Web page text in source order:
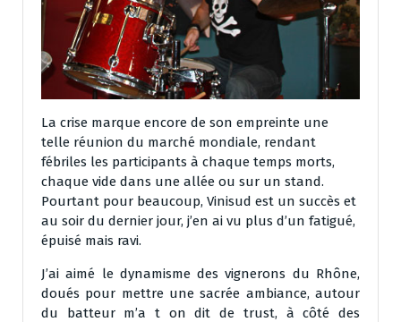
La crise marque encore de son empreinte une
telle réunion du marché mondiale, rendant
fébriles les participants à chaque temps morts,
chaque vide dans une allée ou sur un stand.
Pourtant pour beaucoup, Vinisud est un succès et
au soir du dernier jour, j’en ai vu plus d’un fatigué,
épuisé mais ravi.
J’ai aimé le dynamisme des vignerons du Rhône,
doués pour mettre une sacrée ambiance, autour
du batteur m’a t on dit de trust, à côté des